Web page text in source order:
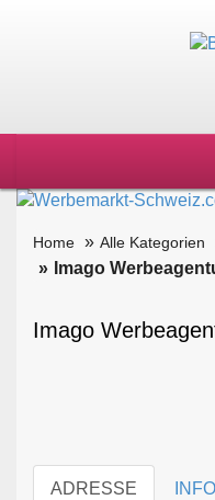
Home Alle Kategorien
Imago
Imago
ADRESSE INFO